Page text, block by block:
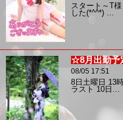
スタート～T
した(*^^*) …
☆8月出勤
08/05 17:51
8日土曜日 13
ラスト 10日…